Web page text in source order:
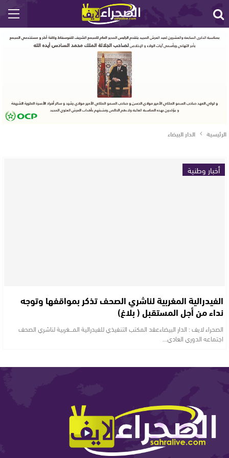
الرئيسية الدار البيضاء
أخبار وطنية
الفيدرالية المغربية لناشري الصحف تذكر بمواقفها وتوجه
نداء من أجل المستقبل ( بلاغ)
الصحراء لايف : الدار البيضاءعقد المكتب التنفيذي للفيدرالية المــــــغربية لناشري الصحف
اجتماعه الدوري العادي…